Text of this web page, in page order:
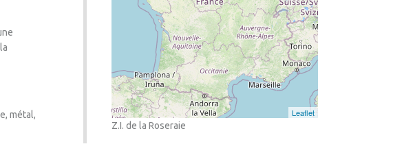
métal,
Z.I. de la Roseraie